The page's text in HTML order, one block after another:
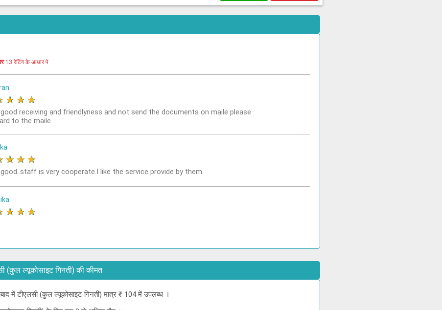
13 रेटिंग के आधार पे
★ ★ ★
receiving and friendlyness and not send the documents on maile please
to the maile
★ ★ ★
is very cooperate.I like the service provide by them.
★ ★ ★
(कुल ल्यूकोसाइट गिनती) की कीमत
में टीएलसी (कुल ल्यूकोसाइट गिनती) मात्र ₹ 104 में उपलब्ध ।